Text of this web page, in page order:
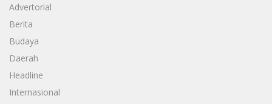
Advertorial
Berita
Budaya
Daerah
Headline
Internasional